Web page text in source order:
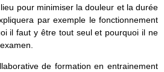
pour minimiser la douleur et la durée
par exemple le fonctionnement
il faut y être tout seul et pourquoi il ne
de formation en entrainement